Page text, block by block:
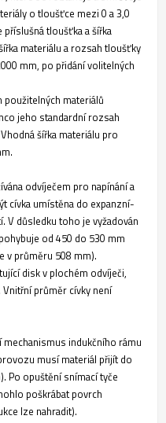
o tloušťce mezi 0 a 3,0
tloušťka a šířka
materiálu a rozsah tloušťky
mm, po přidání volitelných
materiálů
jeho standardní rozsah
šířka materiálu pro
odvíječem pro napínání a
cívka umístěna do expanzní-
V důsledku toho je vyžadován
od 450 do 530 mm
v průměru 508 mm).
disk v plochém odvíječi,
průměr cívky není
indukčního rámu
musí materiál přijít do
Po opuštění snímací tyče
poškrábat povrch
lze nahradit).